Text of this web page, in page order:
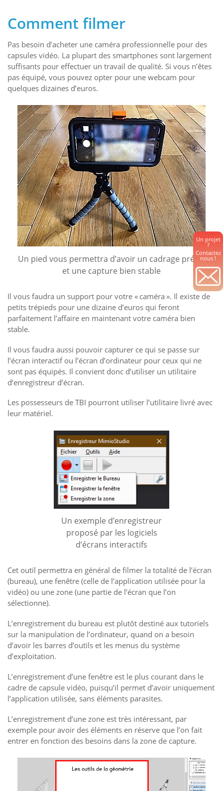
Un projet
?
Contactez
nous !
Comment filmer
Pas besoin d’acheter une caméra professionnelle pour des
capsules vidéo. La plupart des smartphones sont largement
suffisants pour effectuer un travail de qualité. Si vous n’êtes
pas équipé, vous pouvez opter pour une webcam pour
quelques dizaines d’euros.
Un pied vous permettra d’avoir un cadrage précis
et une capture bien stable
Il vous faudra un support pour votre « caméra ». Il existe de
petits trépieds pour une dizaine d’euros qui feront
parfaitement l’affaire en maintenant votre caméra bien
stable.
Il vous faudra aussi pouvoir capturer ce qui se passe sur
l’écran interactif ou l’écran d’ordinateur pour ceux qui ne
sont pas équipés. Il convient donc d’utiliser un utilitaire
d’enregistreur d’écran.
Les possesseurs de TBI pourront utiliser l’utilitaire livré avec
leur matériel.
Un exemple d’enregistreur
proposé par les logiciels
d’écrans interactifs
Cet outil permettra en général de filmer la totalité de l’écran
(bureau), une fenêtre (celle de l’application utilisée pour la
vidéo) ou une zone (une partie de l’écran que l’on
sélectionne).
L’enregistrement du bureau est plutôt destiné aux tutoriels
sur la manipulation de l’ordinateur, quand on a besoin
d’avoir les barres d’outils et les menus du système
d’exploitation.
L’enregistrement d’une fenêtre est le plus courant dans le
cadre de capsule vidéo, puisqu’il permet d’avoir uniquement
l’application utilisée, sans éléments parasites.
L’enregistrement d’une zone est très intéressant, par
exemple pour avoir des éléments en réserve que l’on fait
entrer en fonction des besoins dans la zone de capture.